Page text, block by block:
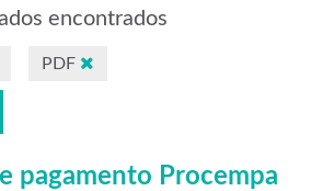
encontrados
PDF
pagamento Procempa